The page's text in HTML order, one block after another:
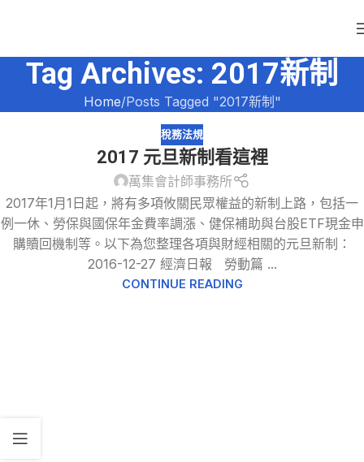
Tag Archives: 2017新制
Home Posts Tagged "2017新制"
稅務法規
2017 元旦新制看這裡
萬集會計師事務所
2017年1月1日起，將有多項攸關民眾權益的新制上路，包括一
例一休、勞保與國保年金費率調漲、健保補助與台股ETF現金申
購贖回機制等。以下為您整理各項與財經相關的元旦新制：
2016-12-27 經濟日報 勞動篇 ...
CONTINUE READING